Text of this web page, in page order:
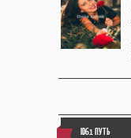
ID61 ПУТЬ